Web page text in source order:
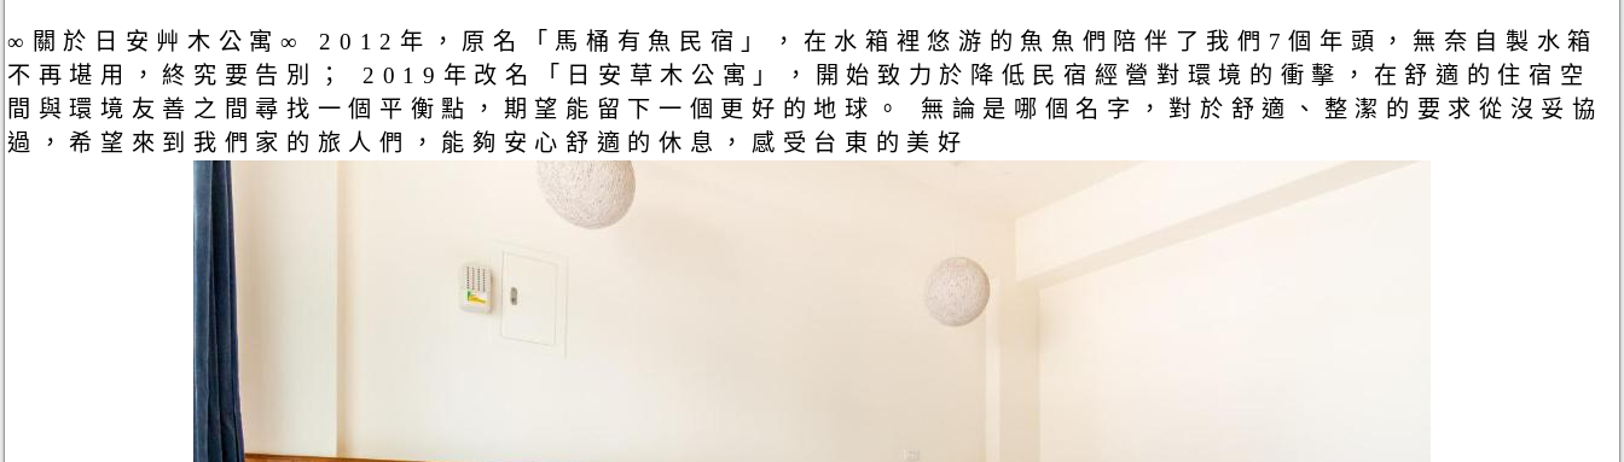
∞關於日安艸木公寓∞ 2012年，原名「馬桶有魚民宿」，在水箱裡悠游的魚魚們陪伴了我們7個年頭，無奈自製水箱
不再堪用，終究要告別； 2019年改名「日安草木公寓」，開始致力於降低民宿經營對環境的衝擊，在舒適的住宿空
間與環境友善之間尋找一個平衡點，期望能留下一個更好的地球。 無論是哪個名字，對於舒適、整潔的要求從沒妥協
過，希望來到我們家的旅人們，能夠安心舒適的休息，感受台東的美好